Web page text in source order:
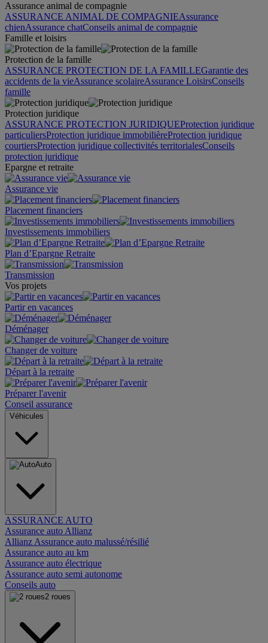
Assurance animal de compagnie
ASSURANCE ANIMAL DE COMPAGNIEAssurance
chienAssurance chatConseils animal de compagnie
Famille et loisirs
Protection de la famille
ASSURANCE PROTECTION DE LA FAMILLEGarantie des
accidents de la vieAssurance scolaireAssurance LoisirsConseils
famille
Protection juridique
ASSURANCE PROTECTION JURIDIQUEProtection juridique
particuliersProtection juridique immobilièreProtection juridique
courtiersProtection juridique collectivités territorialesConseils
protection juridique
Epargne et retraite
Assurance vie
Placement financiers
Investissements immobiliers
Plan d’Epargne Retraite
Transmission
Vos projets
Partir en vacances
Déménager
Changer de voiture
Départ à la retraite
Préparer l'avenir
Conseil assurance
Véhicules
Auto
ASSURANCE AUTO
Assurance auto Allianz
Allianz Assurance auto malussé/résilié
Assurance auto au km
Assurance auto électrique
Assurance auto semi autonome
Conseils auto
2 roues